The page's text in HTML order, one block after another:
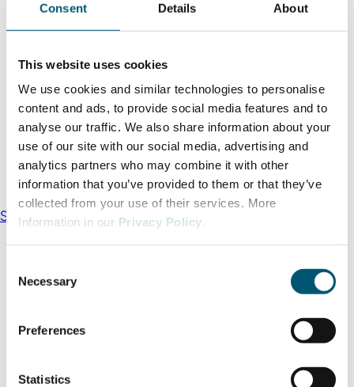
Consent Details About
This website uses cookies
We use cookies and similar technologies to personalise
content and ads, to provide social media features and to
analyse our traffic. We also share information about your
use of our site with our social media, advertising and
analytics partners who may combine it with other
information that you’ve provided to them or that they’ve
collected from your use of their services. More
Information in our Privacy Policy.
Necessary
Preferences
Statistics
Send an email